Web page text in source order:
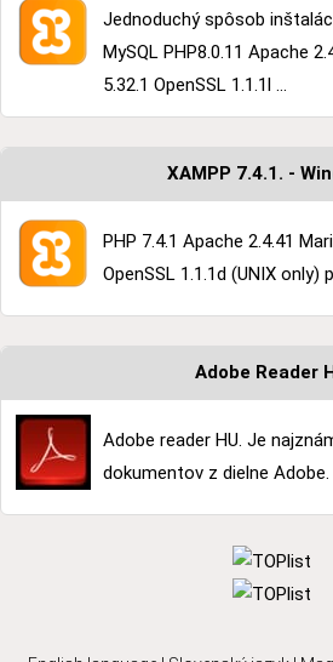
Jednoduchý spôsob
MySQL PHP8.0.11 Apache
5.32.1 OpenSSL 1.1.1l ...
XAMPP 7.4.1. -
PHP 7.4.1 Apache 2.4.41
OpenSSL 1.1.1d (UNIX only)
Adobe Reader
Adobe reader HU. Je
dokumentov z dielne Adobe.